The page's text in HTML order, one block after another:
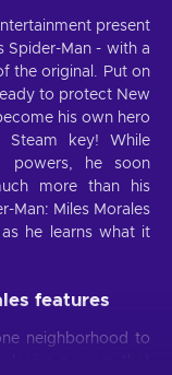
present
Spider-Man - with a
the original. Put on
to protect New
his own hero
Steam key! While
he soon
more than his
Man: Miles Morales
he learns what it
features
neighborhood to